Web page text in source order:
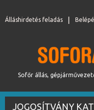
Álláshirdetés feladás
Sofőr állás,
JOGOSÍTVÁNY